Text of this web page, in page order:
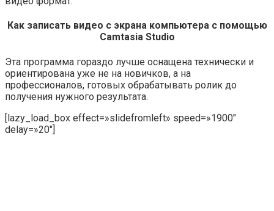
Как записать видео с экрана компьютера с помощью
Camtasia Studio
Эта программа гораздо лучше оснащена технически и
ориентирована уже не на новичков, а на
профессионалов, готовых обрабатывать ролик до
получения нужного результата.
[lazy_load_box effect=»slidefromleft» speed=»1900″
delay=»20″]